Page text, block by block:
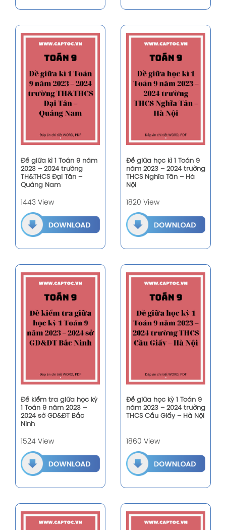
Đề giữa kì 1 Toán 9 năm
2023 – 2024 trường
TH&THCS Đại Tân –
Quảng Nam
1443 View
Đề giữa học kì 1 Toán 9
năm 2023 – 2024 trường
THCS Nghĩa Tân – Hà
Nội
1820 View
Đề kiểm tra giữa học kỳ
1 Toán 9 năm 2023 –
2024 sở GD&ĐT Bắc
Ninh
1524 View
Đề giữa học kỳ 1 Toán 9
năm 2023 – 2024 trường
THCS Cầu Giấy – Hà Nội
1860 View